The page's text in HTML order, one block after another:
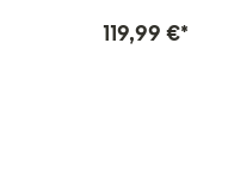
119,99 €*